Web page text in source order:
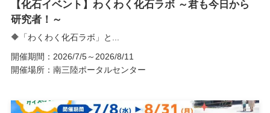
【化石イベント】わくわく化石ラボ ～君も今日から
研究者！～
🔶「わくわく化石ラボ」と...
開催期間：2026/7/5～2026/8/11
開催場所：南三陸ポータルセンター